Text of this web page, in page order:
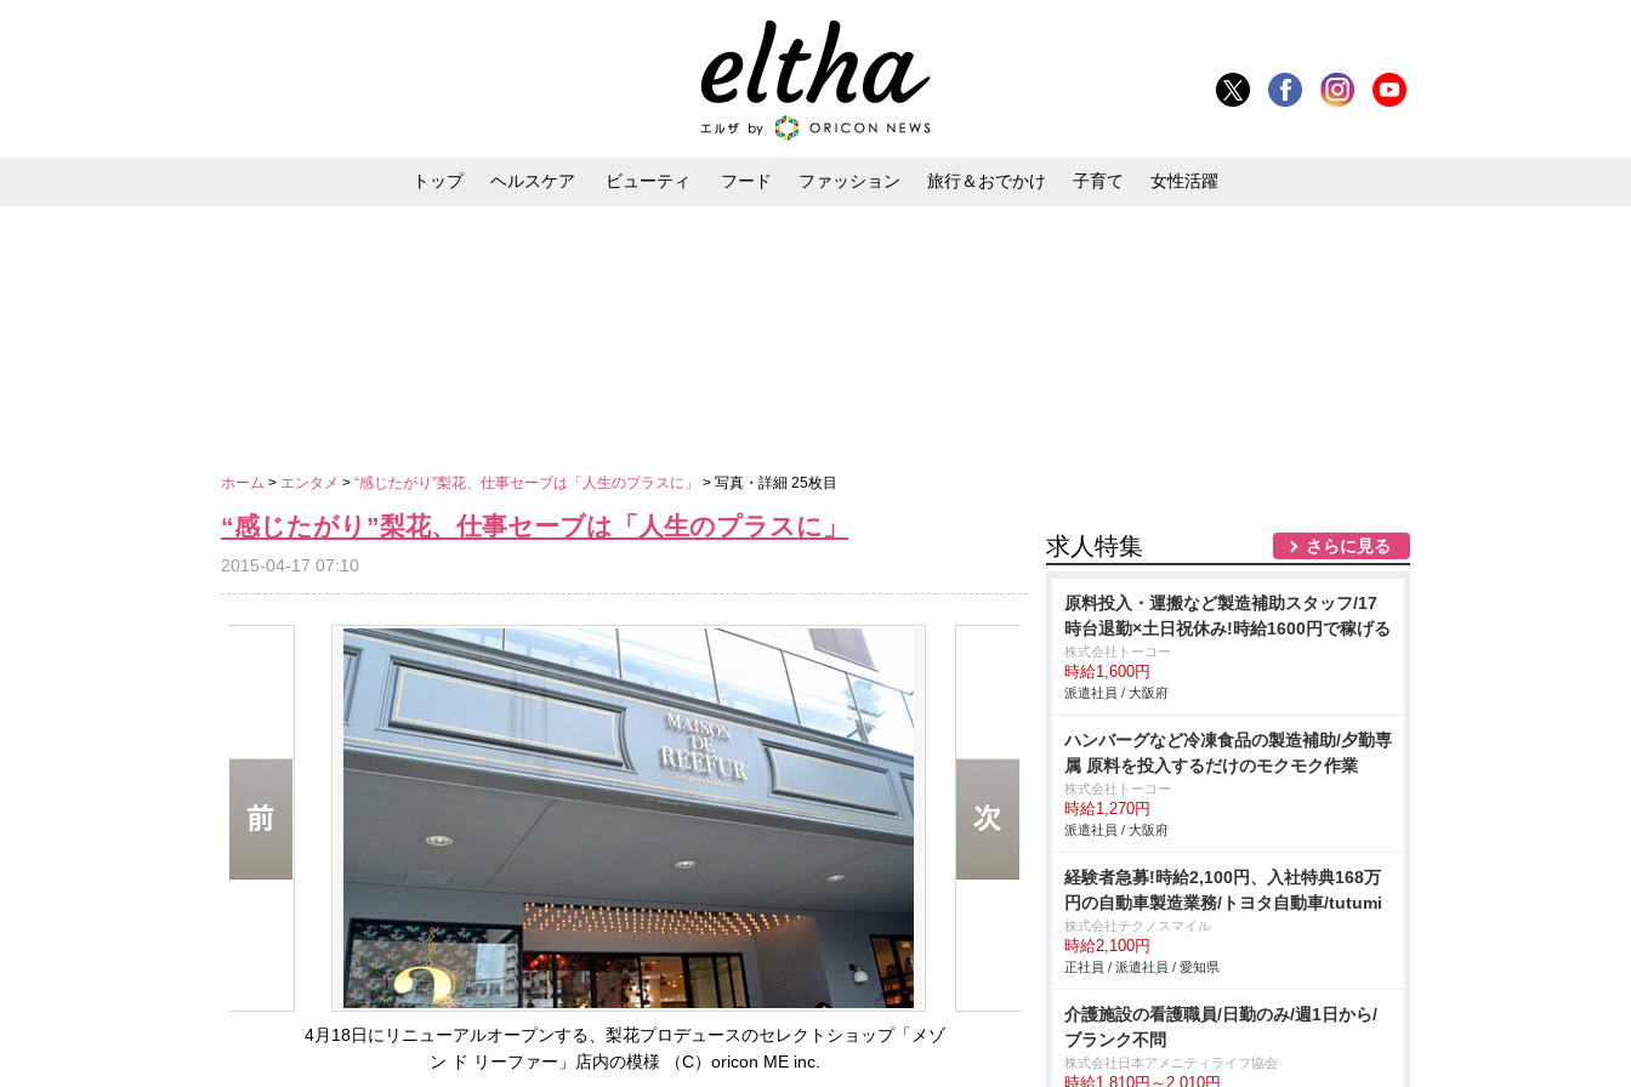
トップ ヘルスケア ビューティ フード ファッション 旅行＆おでかけ 子育て 女性活躍
ホーム > エンタメ > “感じたがり”梨花、仕事セーブは「人生のプラスに」 > 写真・詳細 25枚目
“感じたがり”梨花、仕事セーブは「人生のプラスに」
2015-04-17 07:10
4月18日にリニューアルオープンする、梨花プロデュースのセレクトショップ「メゾ
ン ド リーファー」店内の模様 （C）oricon ME inc.
求人特集 さらに見る
原料投入・運搬など製造補助スタッフ/17
時台退勤×土日祝休み!時給1600円で稼げる
株式会社トーコー
時給1,600円
派遣社員 / 大阪府
ハンバーグなど冷凍食品の製造補助/夕勤専
属 原料を投入するだけのモクモク作業
株式会社トーコー
時給1,270円
派遣社員 / 大阪府
経験者急募!時給2,100円、入社特典168万
円の自動車製造業務/トヨタ自動車/tutumi
株式会社テクノスマイル
時給2,100円
正社員 / 派遣社員 / 愛知県
介護施設の看護職員/日勤のみ/週1日から/
ブランク不問
株式会社日本アメニティライフ協会
時給1,810円～2,010円